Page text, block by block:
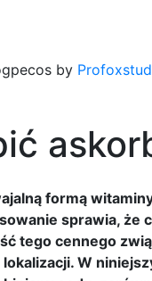
by
formą
sprawia, że
tego cennego
W